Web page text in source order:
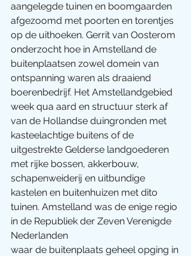
aangelegde tuinen en boomgaarden
afgezoomd met poorten en torentjes
op de uithoeken. Gerrit van Oosterom
onderzocht hoe in Amstelland de
buitenplaatsen zowel domein van
ontspanning waren als draaiend
boerenbedrijf. Het Amstellandgebied
week qua aard en structuur sterk af
van de Hollandse duingronden met
kasteelachtige buitens of de
uitgestrekte Gelderse landgoederen
met rijke bossen, akkerbouw,
schapenweiderij en uitbundige
kastelen en buitenhuizen met dito
tuinen. Amstelland was de enige regio
in de Republiek der Zeven Verenigde
Nederlanden
waar de buitenplaats geheel opging in